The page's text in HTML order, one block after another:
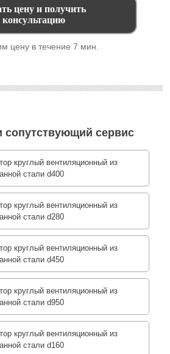
цену в течение 7 мин.
сопутствующий сервис
круглый вентиляционный из
стали d400
круглый вентиляционный из
стали d280
круглый вентиляционный из
стали d450
круглый вентиляционный из
стали d950
круглый вентиляционный из
стали d160